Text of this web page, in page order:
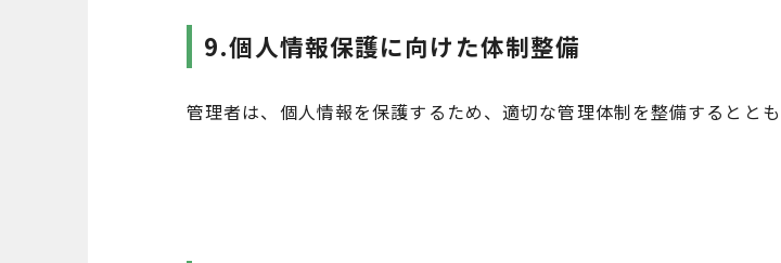
9.個人情報保護に向けた体制整備
管理者は、個人情報を保護するため、適切な管理体制を整備するとと